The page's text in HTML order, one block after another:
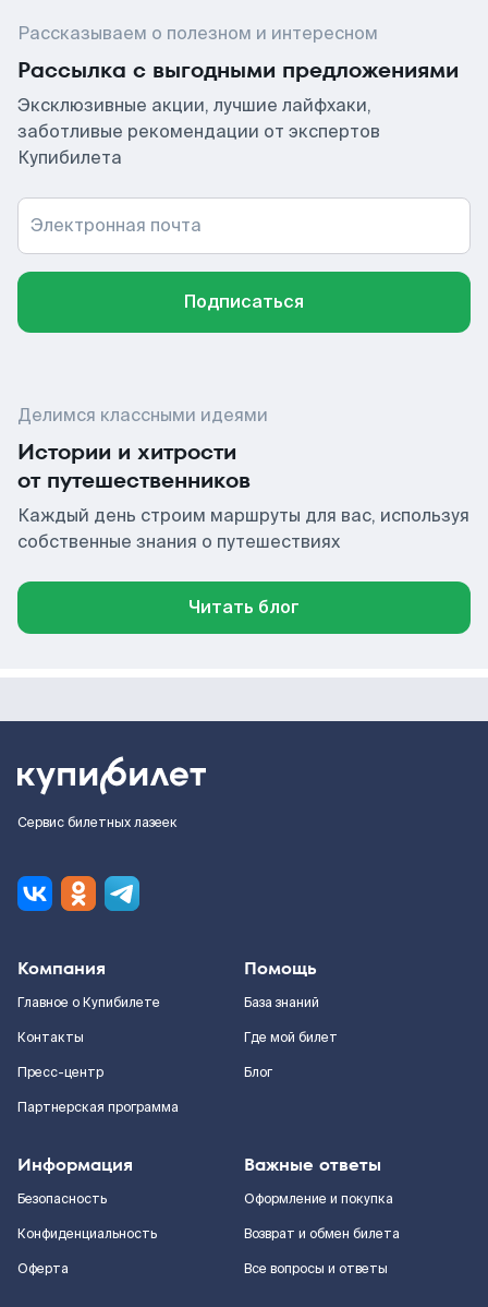
Рассказываем о полезном и интересном
Рассылка с выгодными предложениями
Эксклюзивные акции, лучшие лайфхаки,
заботливые рекомендации от экспертов
Купибилета
Электронная почта
Подписаться
Делимся классными идеями
Истории и хитрости
от путешественников
Каждый день строим маршруты для вас, используя
собственные знания о путешествиях
Читать блог
Сервис билетных лазеек
Компания
Главное о Купибилете
Контакты
Пресс-центр
Партнерская программа
Помощь
База знаний
Где мой билет
Блог
Информация
Безопасность
Конфиденциальность
Оферта
Важные ответы
Оформление и покупка
Возврат и обмен билета
Все вопросы и ответы